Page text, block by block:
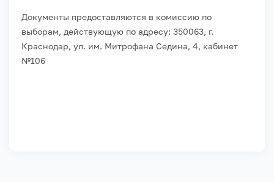
Документы предоставляются в комиссию по
выборам, действующую по адресу: 350063, г.
Краснодар, ул. им. Митрофана Седина, 4, кабинет
№106